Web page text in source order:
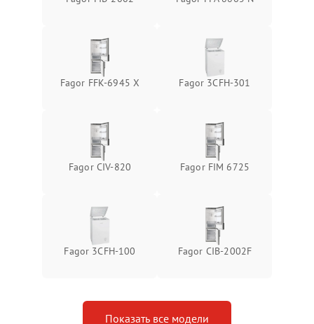
Fagor FFK-6945 X Fagor 3CFH-301
Fagor CIV-820 Fagor FIM 6725
Fagor 3CFH-100 Fagor CIB-2002F
Показать все модели